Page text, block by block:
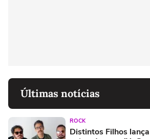
Últimas notícias
ROCK
Distintos Filhos